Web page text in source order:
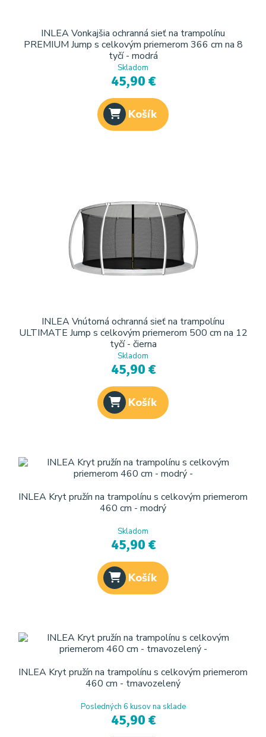
INLEA Vonkajšia ochranná sieť na trampolínu
PREMIUM Jump s celkovým priemerom 366 cm na 8
tyčí - modrá
Skladom
45,90 €
Košík
INLEA Vnútorná ochranná sieť na trampolínu
ULTIMATE Jump s celkovým priemerom 500 cm na 12
tyčí - čierna
Skladom
45,90 €
Košík
INLEA Kryt pružín na trampolínu s celkovým priemerom
460 cm - modrý
Skladom
45,90 €
Košík
INLEA Kryt pružín na trampolínu s celkovým priemerom
460 cm - tmavozelený
Posledných 6 kusov na sklade
45,90 €